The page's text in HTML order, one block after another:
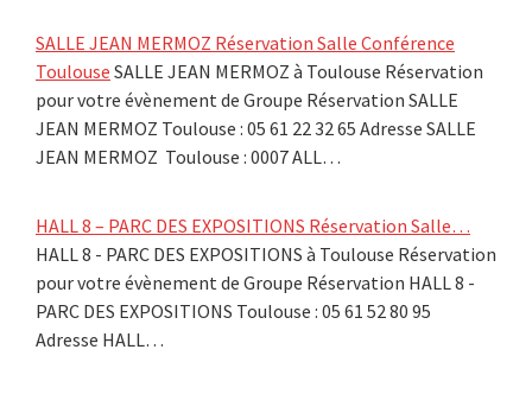
SALLE JEAN MERMOZ Réservation Salle Conférence
Toulouse SALLE JEAN MERMOZ à Toulouse Réservation
pour votre évènement de Groupe Réservation SALLE
JEAN MERMOZ Toulouse : 05 61 22 32 65 Adresse SALLE
JEAN MERMOZ Toulouse : 0007 ALL…
HALL 8 – PARC DES EXPOSITIONS Réservation Salle…
HALL 8 - PARC DES EXPOSITIONS à Toulouse Réservation
pour votre évènement de Groupe Réservation HALL 8 -
PARC DES EXPOSITIONS Toulouse : 05 61 52 80 95
Adresse HALL…